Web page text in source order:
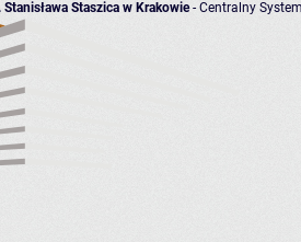
Staszica w Krakowie- Centralny